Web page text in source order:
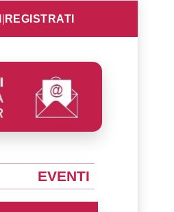
REGISTRATI
EVENTI